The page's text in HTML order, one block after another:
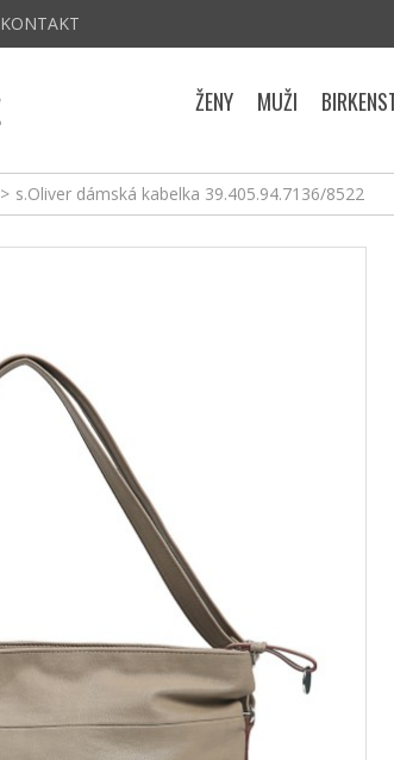
> s.Oliver dámská kabelka 39.405.94.7136/8522
KONTAKT
ŽENY MUŽI